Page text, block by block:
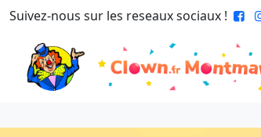
Suivez-nous sur les reseaux sociaux !